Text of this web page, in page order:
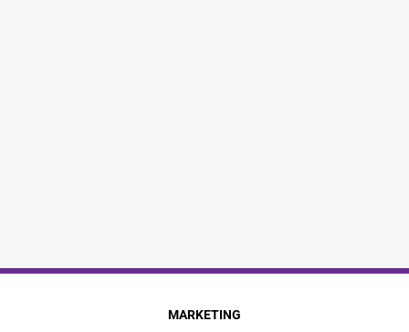
MARKETING